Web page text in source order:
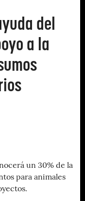
del
a la
un 30% de la
para animales